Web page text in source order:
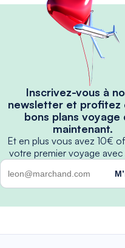
Inscrivez-vous à
newsletter et profitez
bons plans voyage
maintenant.
Et en plus vous avez 10€
votre premier voyage avec